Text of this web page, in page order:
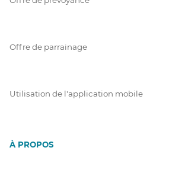
Offre de parrainage
Utilisation de l'application mobile
À PROPOS